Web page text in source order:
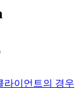
라이언트의 경우